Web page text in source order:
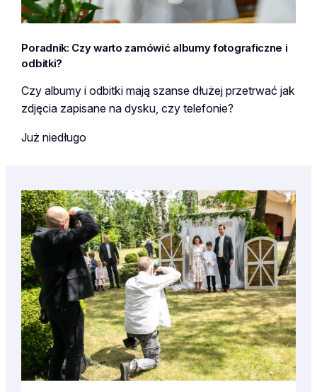
Poradnik: Czy warto zamówić albumy fotograficzne i
odbitki?
Czy albumy i odbitki mają szanse dłużej przetrwać jak
zdjęcia zapisane na dysku, czy telefonie?
Już niedługo